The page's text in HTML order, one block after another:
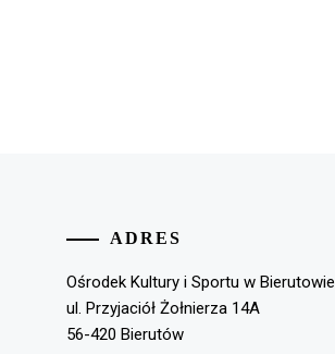
ADRES
Ośrodek Kultury i Sportu w Bierutowie
ul. Przyjaciół Żołnierza 14A
56-420 Bierutów